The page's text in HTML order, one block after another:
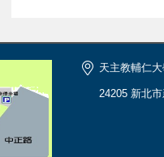
天主教輔仁
24205 新北